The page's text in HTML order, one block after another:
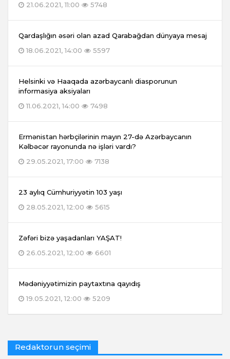
21.06.2021, 11:00
5748
Qardaşlığın əsəri olan azad Qarabağdan dünyaya mesaj
18.06.2021, 14:00
5597
Helsinki və Haaqada azərbaycanlı diasporunun
informasiya aksiyaları
11.06.2021, 14:00
7498
Ermənistan hərbçilərinin mayın 27-də Azərbaycanın
Kəlbəcər rayonunda nə işləri vardı?
29.05.2021, 17:00
7138
23 aylıq Cümhuriyyətin 103 yaşı
28.05.2021, 12:00
5615
Zəfəri bizə yaşadanları YAŞAT!
26.05.2021, 12:00
6601
Mədəniyyətimizin paytaxtına qayıdış
19.05.2021, 12:00
5209
Redaktorun seçimi